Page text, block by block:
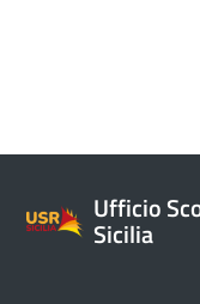
Ufficio
Sicilia